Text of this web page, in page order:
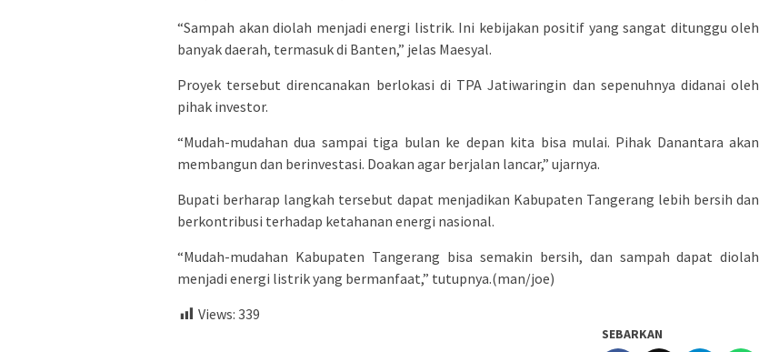
“Sampah akan diolah menjadi energi listrik. Ini kebijakan positif yang sangat ditunggu oleh
banyak daerah, termasuk di Banten,” jelas Maesyal.
Proyek tersebut direncanakan berlokasi di TPA Jatiwaringin dan sepenuhnya didanai oleh
pihak investor.
“Mudah-mudahan dua sampai tiga bulan ke depan kita bisa mulai. Pihak Danantara akan
membangun dan berinvestasi. Doakan agar berjalan lancar,” ujarnya.
Bupati berharap langkah tersebut dapat menjadikan Kabupaten Tangerang lebih bersih dan
berkontribusi terhadap ketahanan energi nasional.
“Mudah-mudahan Kabupaten Tangerang bisa semakin bersih, dan sampah dapat diolah
menjadi energi listrik yang bermanfaat,” tutupnya.(man/joe)
Views: 339
SEBARKAN